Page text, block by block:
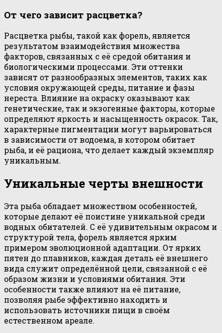
От чего зависит расцветка?
Расцветка рыбы, такой как форель, является
результатом взаимодействия множества
факторов, связанных с её средой обитания и
биологическими процессами. Эти оттенки
зависят от разнообразных элементов, таких как
условия окружающей среды, питание и фазы
нереста. Влияние на окраску оказывают как
генетические, так и экзогенные факторы, которые
определяют яркость и насыщенность окрасок. Так,
характерные пигментации могут варьироваться
в зависимости от водоема, в котором обитает
рыба, и её рациона, что делает каждый экземпляр
уникальным.
Уникальные черты внешности
Эта рыба обладает множеством особенностей,
которые делают её поистине уникальной среди
водных обитателей. С её удивительным окрасом и
структурой тела, форель является ярким
примером эволюционной адаптации. От ярких
пятен до плавников, каждая деталь её внешнего
вида служит определённой цели, связанной с её
образом жизни и условиями обитания. Эти
особенности также влияют на её питание,
позволяя рыбе эффективно находить и
использовать источники пищи в своём
естественном ареале.